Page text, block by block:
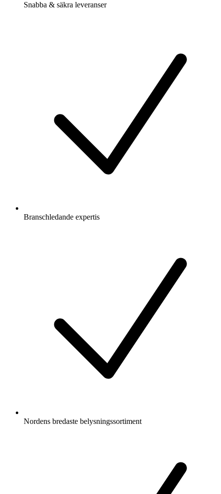
Snabba & säkra leveranser
Branschledande expertis
Nordens bredaste belysningssortiment